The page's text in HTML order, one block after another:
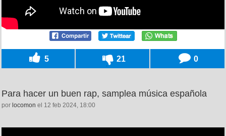
5 21 0
Para hacer un buen rap, samplea música española
por locomon el 12 feb 2024, 18:00